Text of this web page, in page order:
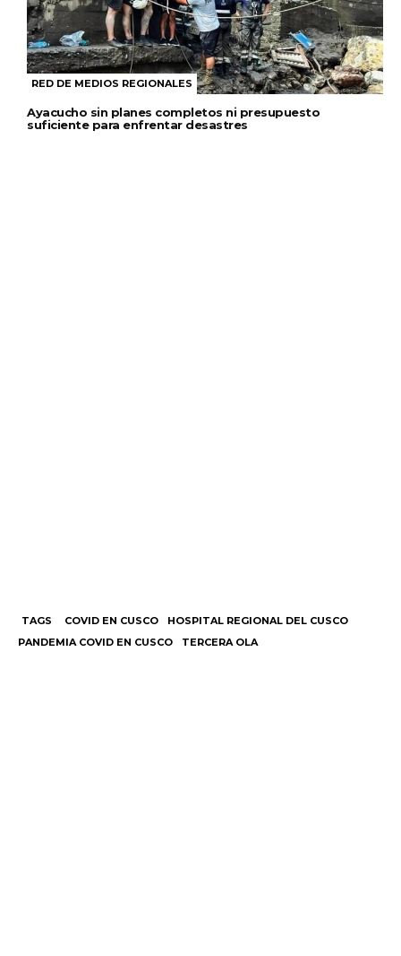
RED DE MEDIOS REGIONALES
Ayacucho sin planes completos ni presupuesto
suficiente para enfrentar desastres
TAGS COVID EN CUSCO
HOSPITAL REGIONAL DEL CUSCO
PANDEMIA COVID EN CUSCO
TERCERA OLA